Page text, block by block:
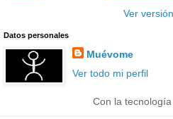
Ver
Datos personales
Muévome
Ver todo mi perfil
Con la tecnología